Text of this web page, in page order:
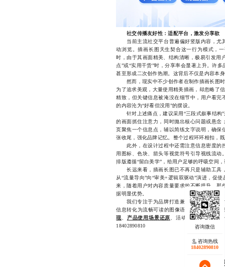
社交传播友好性：适配平台，激发分享欲
当前主流社交平台普遍偏好竖版内容，尤
动浏览。插画长图天生契合这一行为模式，
时，由于其画面精美、结构清晰，极易引发用
点”或“实用干货”时，分享率会显著上升。许
甚至形成二次创作热潮。这背后不仅是内容本
然而，现实中不少创作者在制作插画长图
为了追求美观，大量使用精美插画，却忽略了
精致，但关键信息被淹没在细节中，用户看
的内容沦为“好看但没用”的摆设。
针对上述痛点，建议采用“三段式叙事结构”
的画面抓住注意力，同时抛出核心问题或悬念
页聚焦一个信息点，辅以简练文字说明，确保
张收尾，强化品牌记忆。整个过程环环相扣，
此外，在设计过程中还需注意信息密度的
用图标、色块、箭头等视觉符号引导视线流
排版遵循“留白美学”，给用户足够的呼吸空间
长远来看，插画长图已不再只是辅助工具
从“流量导向”向“审美+逻辑双驱动”演进，促
来，随着用户对内容质量要求的不断提升，
据明显优势。
我们专注于为品牌打造兼具艺术性与传播
信息转化为流畅可读的图像语言，帮助客户实
现
产品使用场景还原 、活动宣传推广等多
18402890810
咨询热线
18402890810